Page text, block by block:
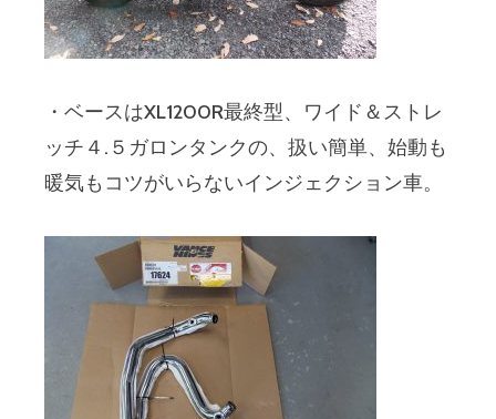
・ベースはXL1200R最終型、ワイド＆ストレ
ッチ４.５ガロンタンクの、扱い簡単、始動も
暖気もコツがいらないインジェクション車。